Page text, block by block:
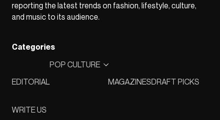
reporting the latest trends on fashion, lifestyle, culture,
and music to its audience.
Categories
EDITORIAL
POP CULTURE
MAGAZINESDRAFT PICKS
WRITE US